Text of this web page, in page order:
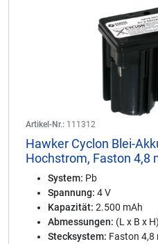
Artikel-Nr.: 111312
Hawker Cyclon Blei-
Hochstrom, Faston 4,8
System: Pb
Spannung: 4 V
Kapazität: 2.500 mAh
Abmessungen: (L x B x
Stecksystem: Faston 4,8